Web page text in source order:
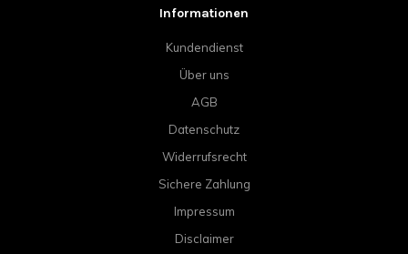
Informationen
Kundendienst
Über uns
AGB
Datenschutz
Widerrufsrecht
Sichere Zahlung
Impressum
Disclaimer